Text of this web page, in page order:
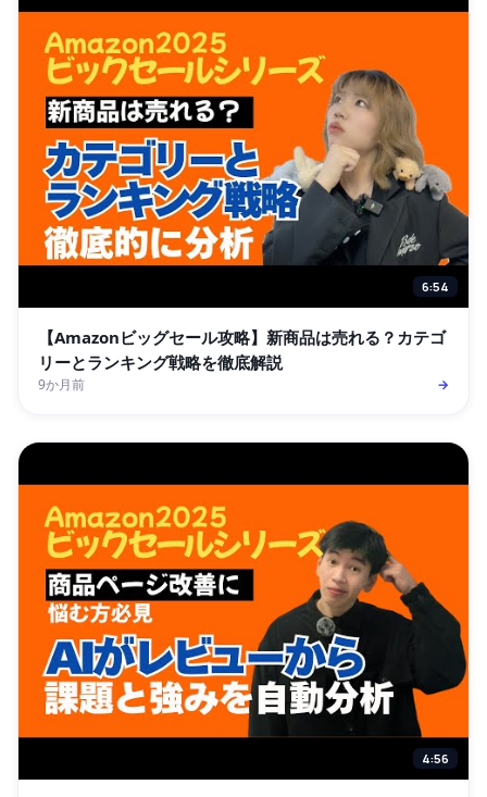
6:54
【Amazonビッグセール攻略】新商品は売れる？カテゴ
リーとランキング戦略を徹底解説
9か月前 →
4:56